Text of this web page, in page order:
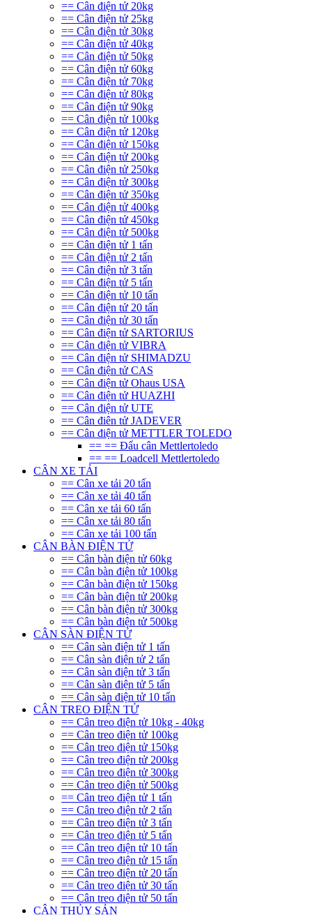
== Cân điện tử 20kg
== Cân điện tử 25kg
== Cân điện tử 30kg
== Cân điện tử 40kg
== Cân điện tử 50kg
== Cân điện tử 60kg
== Cân điện tử 70kg
== Cân điện tử 80kg
== Cân điện tử 90kg
== Cân điện tử 100kg
== Cân điện tử 120kg
== Cân điện tử 150kg
== Cân điện tử 200kg
== Cân điện tử 250kg
== Cân điện tử 300kg
== Cân điện tử 350kg
== Cân điện tử 400kg
== Cân điện tử 450kg
== Cân điện tử 500kg
== Cân điện tử 1 tấn
== Cân điện tử 2 tấn
== Cân điện tử 3 tấn
== Cân điện tử 5 tấn
== Cân điện tử 10 tấn
== Cân điện tử 20 tấn
== Cân điện tử 30 tấn
== Cân điện tử SARTORIUS
== Cân điện tử VIBRA
== Cân điện tử SHIMADZU
== Cân điện tử CAS
== Cân điện tử Ohaus USA
== Cân điện tử HUAZHI
== Cân điện tử UTE
== Cân điên tử JADEVER
== Cân điện tử METTLER TOLEDO
== == Đẩu cân Mettlertoledo
== == Loadcell Mettlertoledo
CÂN XE TẢI
== Cân xe tải 20 tấn
== Cân xe tải 40 tấn
== Cân xe tải 60 tấn
== Cân xe tải 80 tấn
== Cân xe tải 100 tấn
CÂN BÀN ĐIỆN TỬ
== Cân bàn điện tử 60kg
== Cân bàn điện tử 100kg
== Cân bàn điện tử 150kg
== Cân bàn điện tử 200kg
== Cân bàn điện tử 300kg
== Cân bàn điện tử 500kg
CÂN SÀN ĐIỆN TỬ
== Cân sàn điện tử 1 tấn
== Cân sàn điện tử 2 tấn
== Cân sàn điện tử 3 tấn
== Cân sàn điện tử 5 tấn
== Cân sàn điện tử 10 tấn
CÂN TREO ĐIỆN TỬ
== Cân treo điện tử 10kg - 40kg
== Cân treo điện tử 100kg
== Cân treo điện tử 150kg
== Cân treo điện tử 200kg
== Cân treo điện tử 300kg
== Cân treo điện tử 500kg
== Cân treo điện tử 1 tấn
== Cân treo điện tử 2 tấn
== Cân treo điện tử 3 tấn
== Cân treo điện tử 5 tấn
== Cân treo điện tử 10 tấn
== Cân treo điện tử 15 tấn
== Cân treo điện tử 20 tấn
== Cân treo điện tử 30 tấn
== Cân treo điện tử 50 tấn
CÂN THỦY SẢN